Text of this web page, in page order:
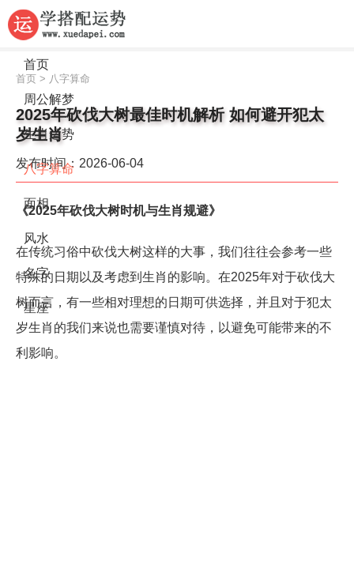
首页
周公解梦
生肖运势
八字算命
面相
风水
名字
星座
首页 > 八字算命
2025年砍伐大树最佳时机解析 如何避开犯太
岁生肖
发布时间：2026-06-04
《2025年砍伐大树时机与生肖规避》
在传统习俗中砍伐大树这样的大事，我们往往会参考一些
特殊的日期以及考虑到生肖的影响。在2025年对于砍伐大
树而言，有一些相对理想的日期可供选择，并且对于犯太
岁生肖的我们来说也需要谨慎对待，以避免可能带来的不
利影响。